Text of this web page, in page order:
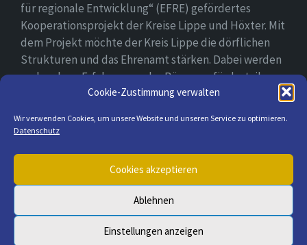
Cookie-Zustimmung verwalten
Wir verwenden Cookies, um unsere Website und unseren Service zu optimieren.
Datenschutz
Cookies akzeptieren
Ablehnen
Einstellungen anzeigen
für regionale Entwicklung“ (EFRE) gefördertes
Kooperationsprojekt der Kreise Lippe und Höxter. Mit
dem Projekt möchte der Kreis Lippe die dörflichen
Strukturen und das Ehrenamt stärken. Dabei werden
vorhandene Erfahrungen der Bürger gefördert, ihre
digitale Kompetenz gestärkt und bei der Erprobung
© 2026 Lügde & seine Ortsteile